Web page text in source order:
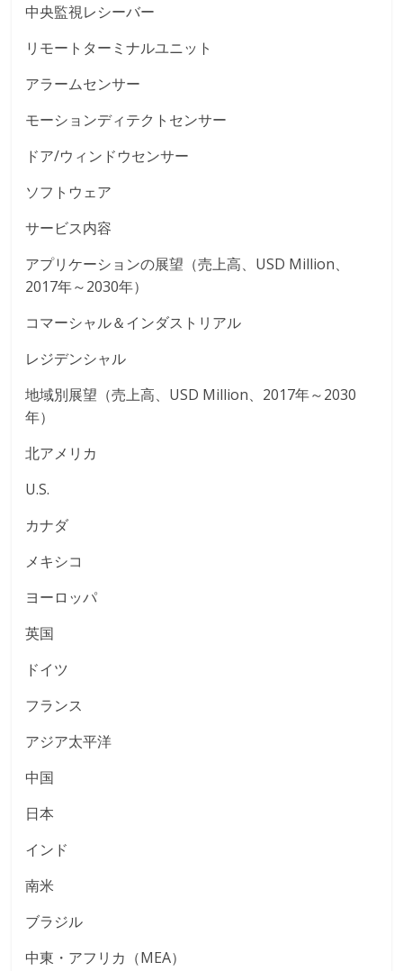
中央監視レシーバー
リモートターミナルユニット
アラームセンサー
モーションディテクトセンサー
ドア/ウィンドウセンサー
ソフトウェア
サービス内容
アプリケーションの展望（売上高、USD Million、
2017年～2030年）
コマーシャル＆インダストリアル
レジデンシャル
地域別展望（売上高、USD Million、2017年～2030
年）
北アメリカ
U.S.
カナダ
メキシコ
ヨーロッパ
英国
ドイツ
フランス
アジア太平洋
中国
日本
インド
南米
ブラジル
中東・アフリカ（MEA）